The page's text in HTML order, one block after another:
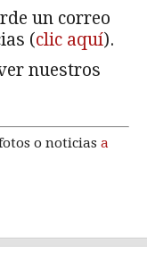
un correo
(clic aquí).
nuestros
o noticias a